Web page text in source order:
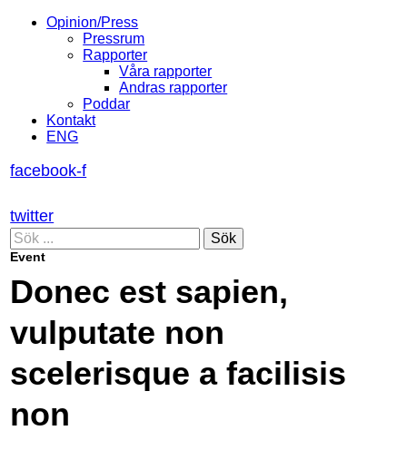
Opinion/Press
Pressrum
Rapporter
Våra rapporter
Andras rapporter
Poddar
Kontakt
ENG
facebook-f
twitter
Sök
Event
Donec est sapien,
vulputate non
scelerisque a facilisis
non